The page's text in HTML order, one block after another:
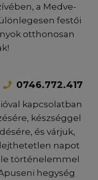
a Medve-
festői
otthonosan
0746.772.417
kapcsolatban
készséggel
és várjuk,
napot
történelemmel
hegység